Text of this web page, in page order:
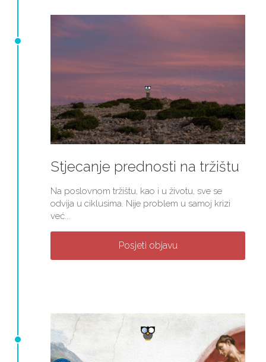
Stjecanje prednosti na tržištu
Na poslovnom tržištu, kao i u životu, sve se
odvija u ciklusima. Nije problem u samoj krizi
već...
Posjeti objavu